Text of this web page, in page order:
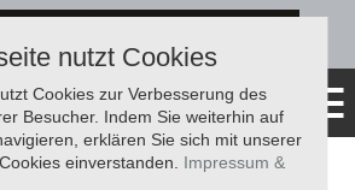
nutzt Cookies
Cookies zur Verbesserung des
Besucher. Indem Sie weiterhin auf
erklären Sie sich mit unserer
einverstanden. Impressum &